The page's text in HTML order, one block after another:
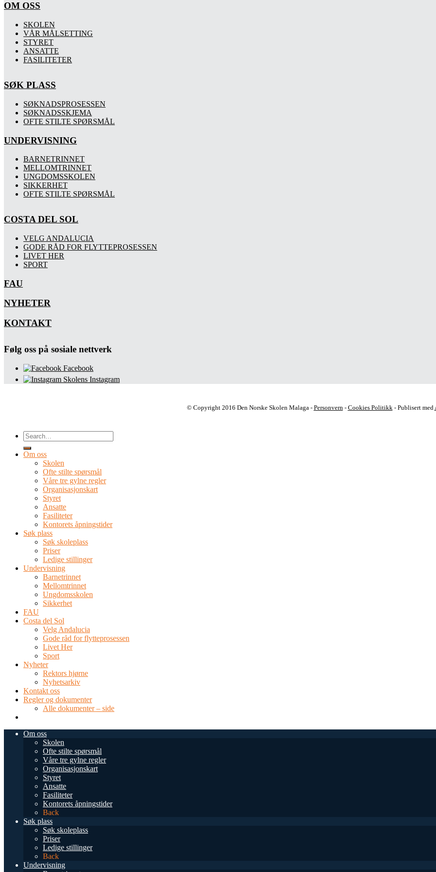
OM OSS
SKOLEN
VÅR MÅLSETTING
STYRET
ANSATTE
FASILITETER
SØK PLASS
SØKNADSPROSESSEN
SØKNADSSKJEMA
OFTE STILTE SPØRSMÅL
UNDERVISNING
BARNETRINNET
MELLOMTRINNET
UNGDOMSSKOLEN
SIKKERHET
OFTE STILTE SPØRSMÅL
COSTA DEL SOL
VELG ANDALUCIA
GODE RÅD FOR FLYTTEPROSESSEN
LIVET HER
SPORT
FAU
NYHETER
KONTAKT
Følg oss på sosiale nettverk
Facebook
Skolens Instagram
© Copyright 2016 Den Norske Skolen Malaga - Personvern - Cookies Politikk - Publisert med
Om oss
Skolen
Ofte stilte spørsmål
Våre tre gylne regler
Organisasjonskart
Styret
Ansatte
Fasiliteter
Kontorets åpningstider
Søk plass
Søk skoleplass
Priser
Ledige stillinger
Undervisning
Barnetrinnet
Mellomtrinnet
Ungdomsskolen
Sikkerhet
FAU
Costa del Sol
Velg Andalucia
Gode råd for flytteprosessen
Livet Her
Sport
Nyheter
Rektors hjørne
Nyhetsarkiv
Kontakt oss
Regler og dokumenter
Alle dokumenter – side
Om oss
Skolen
Ofte stilte spørsmål
Våre tre gylne regler
Organisasjonskart
Styret
Ansatte
Fasiliteter
Kontorets åpningstider
Back
Søk plass
Søk skoleplass
Priser
Ledige stillinger
Back
Undervisning